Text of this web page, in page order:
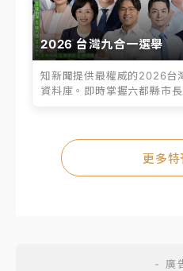
2026 台灣九合一選舉
知新聞提供最權威的2026台
資料庫。即時掌握六都縣市
更多特